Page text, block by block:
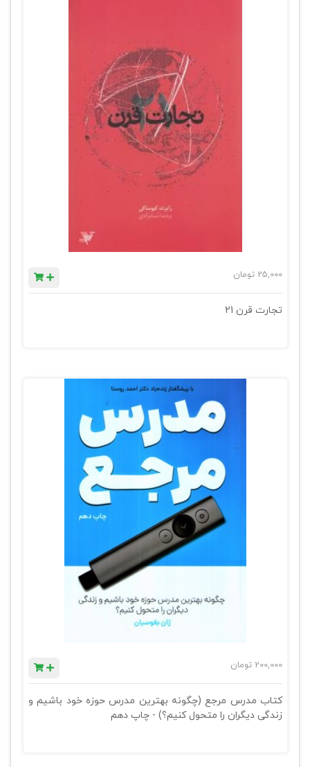
25,000 تومان
تجارت قرن 21
200,000 تومان
کتاب مدرس مرجع (چگونه بهترین مدرس حوزه خود باشیم و
زندگی دیگران را متحول کنیم؟) - چاپ دهم